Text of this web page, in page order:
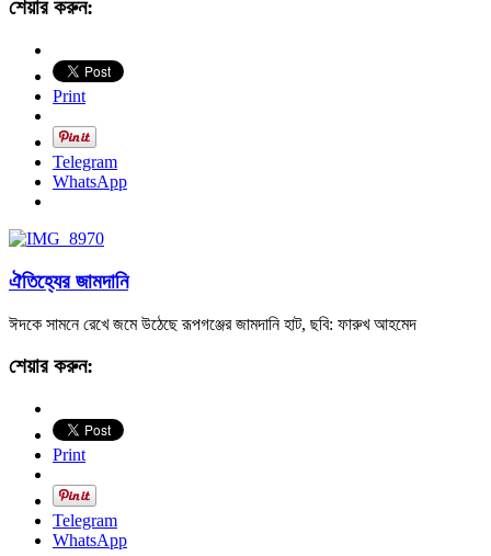
শেয়ার করুন:
Print
Telegram
WhatsApp
ঐতিহ্যের জামদানি
ঈদকে সামনে রেখে জমে উঠেছে রূপগঞ্জের জামদানি হাট, ছবি: ফারুখ আহমেদ
শেয়ার করুন:
Print
Telegram
WhatsApp